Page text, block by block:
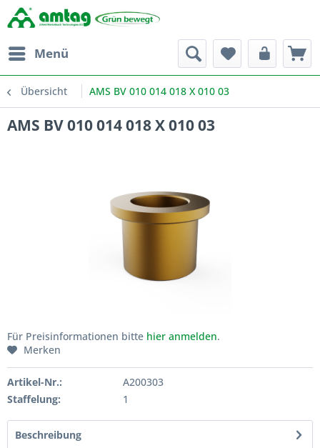
Menü
Übersicht AMS BV 010 014 018 X 010 03
AMS BV 010 014 018 X 010 03
Für Preisinformationen bitte hier anmelden.
Merken
Artikel-Nr.:
A200303
Staffelung:
1
Beschreibung